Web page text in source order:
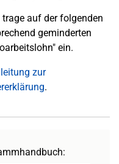
auf der folgenden
geminderten
ein.
zur
.